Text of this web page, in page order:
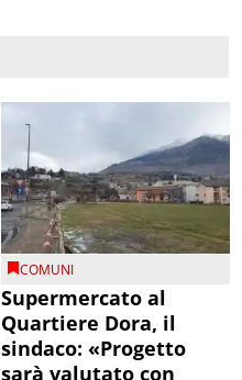
COMUNI
Supermercato al
Quartiere Dora, il
sindaco: «Progetto
sarà valutato con